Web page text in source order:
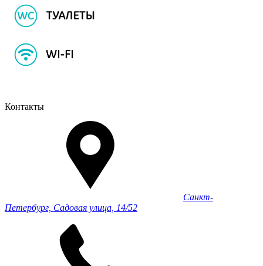
Контакты
Санкт-
Петербург, Садовая улица, 14/52